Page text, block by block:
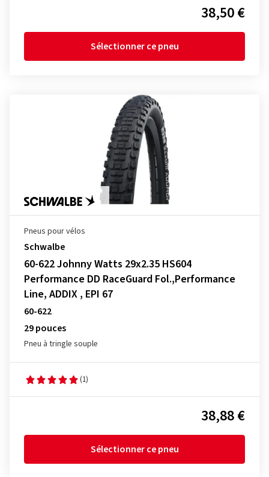
38,50 €
Sélectionner ce pneu
Pneus pour vélos
Schwalbe
60-622 Johnny Watts 29x2.35 HS604
Performance DD RaceGuard Fol.,Performance
Line, ADDIX , EPI 67
60-622
29 pouces
Pneu à tringle souple
(1)
38,88 €
Sélectionner ce pneu